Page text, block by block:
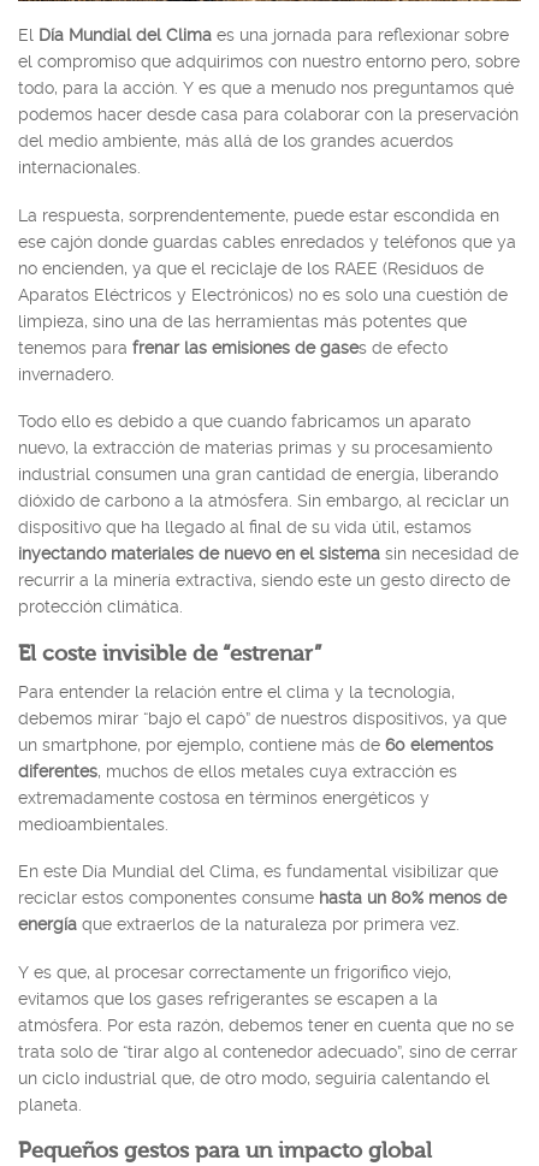
El Día Mundial del Clima es una jornada para reflexionar sobre
el compromiso que adquirimos con nuestro entorno pero, sobre
todo, para la acción. Y es que a menudo nos preguntamos qué
podemos hacer desde casa para colaborar con la preservación
del medio ambiente, más allá de los grandes acuerdos
internacionales.
La respuesta, sorprendentemente, puede estar escondida en
ese cajón donde guardas cables enredados y teléfonos que ya
no encienden, ya que el reciclaje de los RAEE (Residuos de
Aparatos Eléctricos y Electrónicos) no es solo una cuestión de
limpieza, sino una de las herramientas más potentes que
tenemos para frenar las emisiones de gases de efecto
invernadero.
Todo ello es debido a que cuando fabricamos un aparato
nuevo, la extracción de materias primas y su procesamiento
industrial consumen una gran cantidad de energía, liberando
dióxido de carbono a la atmósfera. Sin embargo, al reciclar un
dispositivo que ha llegado al final de su vida útil, estamos
inyectando materiales de nuevo en el sistema sin necesidad de
recurrir a la minería extractiva, siendo este un gesto directo de
protección climática.
El coste invisible de “estrenar”
Para entender la relación entre el clima y la tecnología,
debemos mirar “bajo el capó” de nuestros dispositivos, ya que
un smartphone, por ejemplo, contiene más de 60 elementos
diferentes, muchos de ellos metales cuya extracción es
extremadamente costosa en términos energéticos y
medioambientales.
En este Día Mundial del Clima, es fundamental visibilizar que
reciclar estos componentes consume hasta un 80% menos de
energía que extraerlos de la naturaleza por primera vez.
Y es que, al procesar correctamente un frigorífico viejo,
evitamos que los gases refrigerantes se escapen a la
atmósfera. Por esta razón, debemos tener en cuenta que no se
trata solo de “tirar algo al contenedor adecuado”, sino de cerrar
un ciclo industrial que, de otro modo, seguiría calentando el
planeta.
Pequeños gestos para un impacto global